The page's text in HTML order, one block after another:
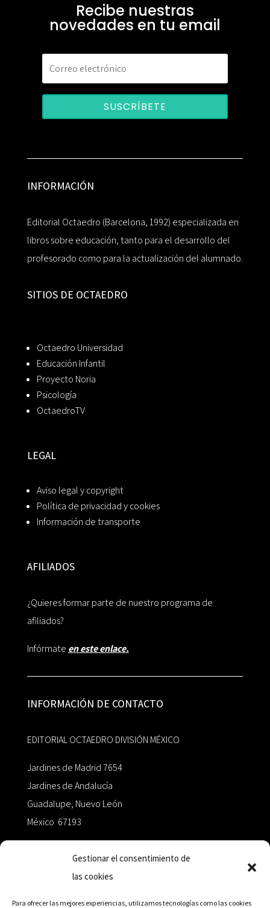
Gestionar el consentimiento de
las cookies
Para ofrecer las mejores experiencias, utilizamos tecnologías como las cookies
Recibe nuestras
novedades en tu email
SUSCRÍBETE
INFORMACIÓN
Editorial Octaedro (Barcelona, 1992) especializada en
libros sobre educación, tanto para el desarrollo del
profesorado como para la actualización del alumnado.
SITIOS DE OCTAEDRO
Octaedro Universidad
Educación Infantil
Proyecto Noria
Psicología
OctaedroTV
LEGAL
Aviso legal y copyright
Política de privacidad y cookies
Información de transporte
AFILIADOS
¿Quieres formar parte de nuestro programa de
afiliados?
Infórmate en este enlace.
INFORMACIÓN DE CONTACTO
EDITORIAL OCTAEDRO DIVISIÓN MÉXICO
Jardines de Madrid 7654
Jardines de Andalucía
Guadalupe, Nuevo León
México 67193
+52 811.499.5638